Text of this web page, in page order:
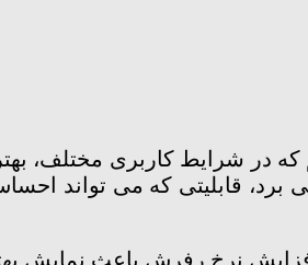
که در شرایط کاربری مختلف،
قابلیتی که می تواند
نرخ رفرش باعث نمایش